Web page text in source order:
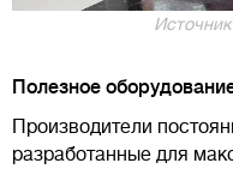
Полезное
Производители
разработанные для